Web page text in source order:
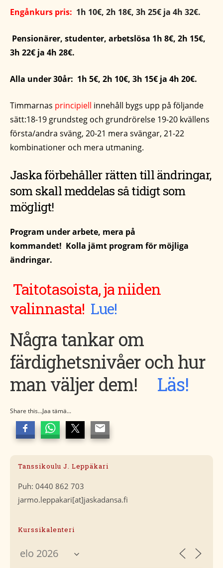
Engånkurs pris: 1h 10€, 2h 18€, 3h 25€ ja 4h 32€.
Pensionärer, studenter, arbetslösa 1h 8€, 2h 15€,
3h 22€ ja 4h 28€.
Alla under 30år: 1h 5€, 2h 10€, 3h 15€ ja 4h 20€.
Timmarnas principiell innehåll bygs upp på följande
sätt:18-19 grundsteg och grundrörelse 19-20 kvällens
första/andra sväng, 20-21 mera svängar, 21-22
kombinationer och mera utmaning.
Jaska förbehåller rätten till ändringar,
som skall meddelas så tidigt som
mögligt!
Program under arbete, mera på
kommandet! Kolla jämt program för möjliga
ändringar.
Taitotasoista, ja niiden
valinnasta! Lue!
Några tankar om
färdighetsnivåer och hur
man väljer dem!
Läs!
Share this...Jaa tämä...
Tanssikoulu J. Leppäkari
Puh: 0440 862 703
jarmo.leppakari[at]jaskadansa.fi
Kurssikalenteri